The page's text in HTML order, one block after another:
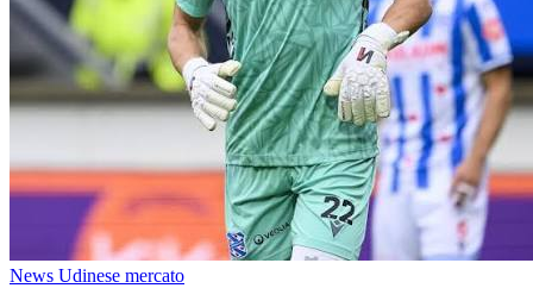
News Udinese mercato